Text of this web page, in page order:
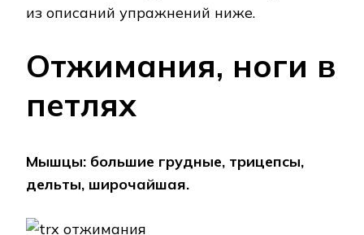
из описаний упражнений ниже.
Отжимания, ноги в
петлях
Мышцы: большие грудные, трицепсы,
дельты, широчайшая.